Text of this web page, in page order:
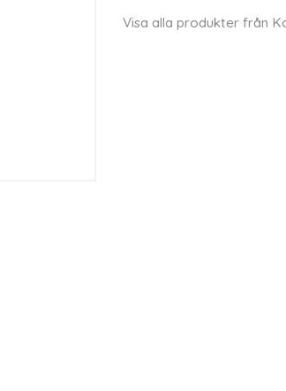
Visa alla produkter från